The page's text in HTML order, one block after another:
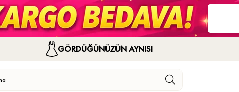
GÖRDÜĞÜNÜZÜN AYNISI